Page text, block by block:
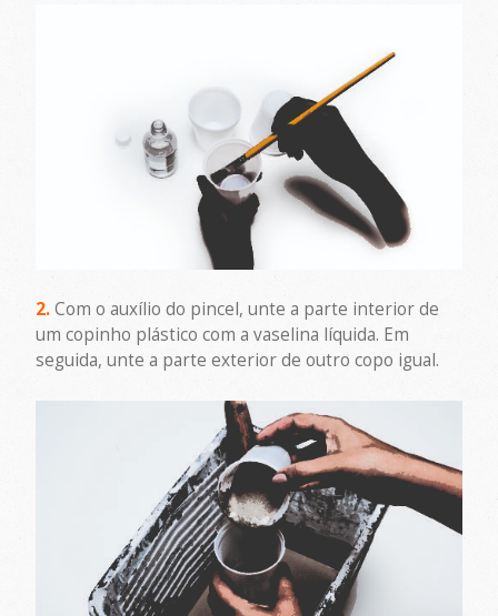
2.Com o auxílio do pincel, unte a parte interior de
um copinho plástico com a vaselina líquida. Em
seguida, unte a parte exterior de outro copo igual.